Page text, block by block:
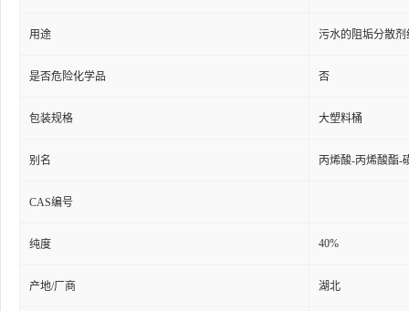
用途 污水的阻垢分散剂
是否危险化学品 否
包装规格 大塑料桶
别名 丙烯酸-丙烯酸酯-
CAS编号
纯度 40%
产地/厂商 湖北